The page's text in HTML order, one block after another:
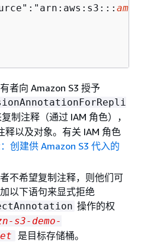
者向 Amazon S3 授予
制注释（通过 IAM 角色），
释以及对象。有关 IAM 角色
创建供 Amazon S3 代入的
不希望复制注释，则他们可
以下语句来显式拒绝
操作的权
s3-demo-
是目标存储桶。